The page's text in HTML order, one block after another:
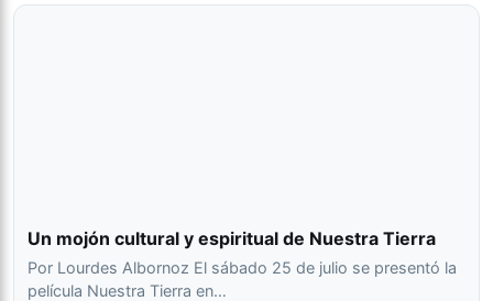
Un mojón cultural y espiritual de Nuestra Tierra
Por Lourdes Albornoz El sábado 25 de julio se presentó la
película Nuestra Tierra en…